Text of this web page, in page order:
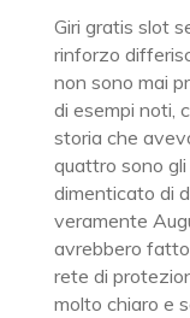
Giri gratis slot
rinforzo
non sono mai
di esempi noti,
storia che
quattro sono
dimenticato di
veramente
avrebbero fatto
rete di
molto chiaro e